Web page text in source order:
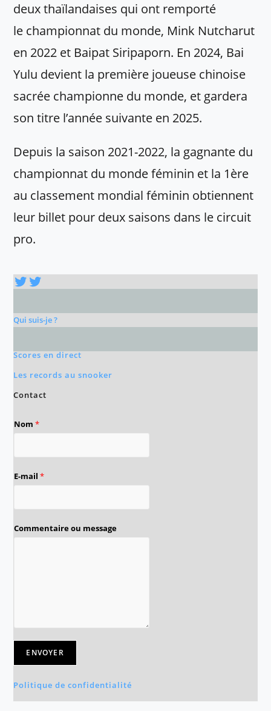
deux thaïlandaises qui ont remporté
le championnat du monde, Mink Nutcharut
en 2022 et Baipat Siripaporn. En 2024, Bai
Yulu devient la première joueuse chinoise
sacrée championne du monde, et gardera
son titre l’année suivante en 2025.
Depuis la saison 2021-2022, la gagnante du
championnat du monde féminin et la 1ère
au classement mondial féminin obtiennent
leur billet pour deux saisons dans le circuit
pro.
Twitter
Twitter
Qui suis-je ?
Scores en direct
Les records au snooker
Contact
Nom*
E-mail*
Commentaire ou message
ENVOYER
Politique de confidentialité